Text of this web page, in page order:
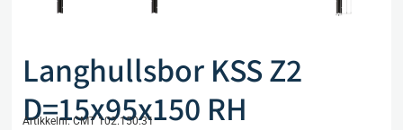
Langhullsbor KSS Z2
D=15x95x150 RH
Artikkelnr. CMT 102.150.31